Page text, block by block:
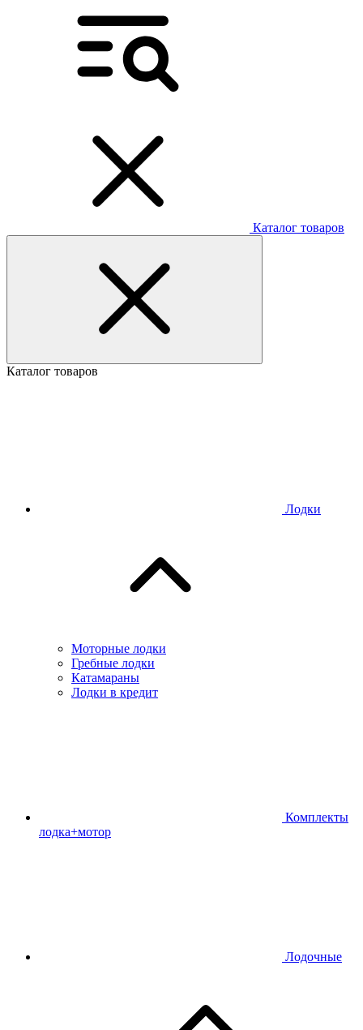
Каталог товаров
Каталог товаров
Лодки
Моторные лодки
Гребные лодки
Катамараны
Лодки в кредит
Комплекты
лодка+мотор
Лодочные